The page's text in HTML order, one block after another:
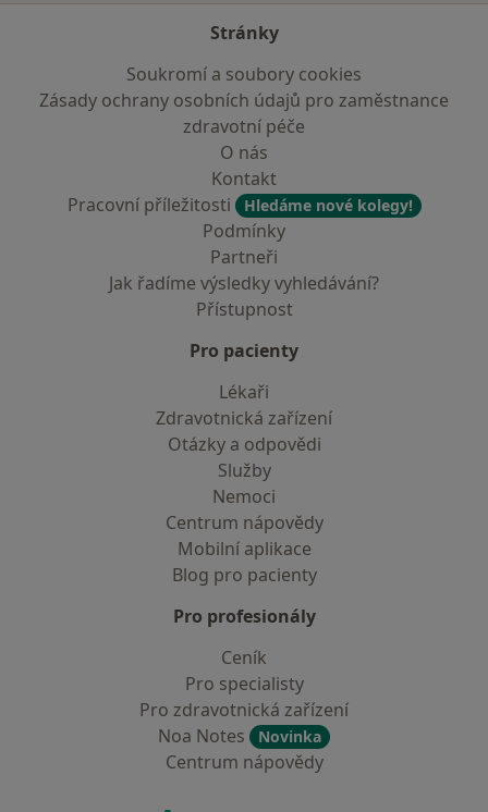
Stránky
Soukromí a soubory cookies
Zásady ochrany osobních údajů pro zaměstnance
zdravotní péče
O nás
Kontakt
Pracovní příležitosti
Hledáme nové kolegy!
Podmínky
Partneři
Jak řadíme výsledky vyhledávání?
Přístupnost
Pro pacienty
Lékaři
Zdravotnická zařízení
Otázky a odpovědi
Služby
Nemoci
Centrum nápovědy
Mobilní aplikace
Blog pro pacienty
Pro profesionály
Ceník
Pro specialisty
Pro zdravotnická zařízení
Noa Notes
Novinka
Centrum nápovědy